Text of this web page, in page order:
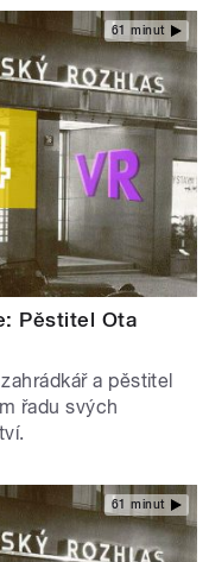
61 minut
Pěstitel Ota
a pěstitel
řadu svých
61 minut